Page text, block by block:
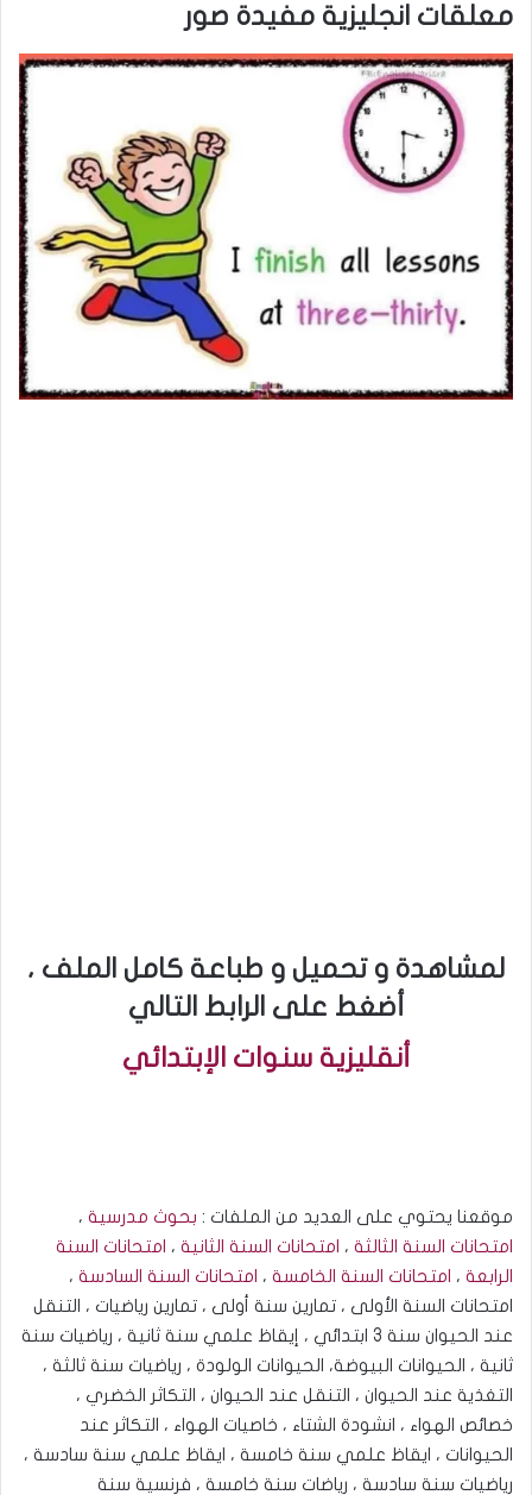
معلقات انجليزية مفيدة صور
لمشاهدة و تحميل و طباعة كامل الملف ،
أضغط على الرابط التالي
أنقليزية سنوات الإبتدائي
موقعنا يحتوي على العديد من الملفات : بحوث مدرسية ،
امتحانات السنة الثالثة ، امتحانات السنة الثانية ، امتحانات السنة
الرابعة ، امتحانات السنة الخامسة ، امتحانات السنة السادسة ،
امتحانات السنة الأولى ، تمارين سنة أولى ، تمارين رياضيات ، التنقل
عند الحيوان سنة 3 ابتدائي ، إيقاظ علمي سنة ثانية ، رياضيات سنة
ثانية ، الحيوانات البيوضة، الحيوانات الولودة ، رياضيات سنة ثالثة ،
التغذية عند الحيوان ، التنقل عند الحيوان ، التكاثر الخضري ،
خصائص الهواء ، انشودة الشتاء ، خاصيات الهواء ، التكاثر عند
الحيوانات ، ايقاظ علمي سنة خامسة ، ايقاظ علمي سنة سادسة ،
رياضيات سنة سادسة ، رياضات سنة خامسة ، فرنسية سنة